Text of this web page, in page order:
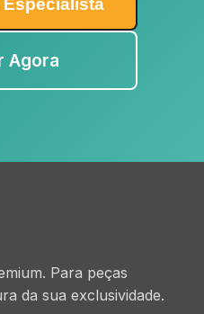
Agora
Para peças
da sua exclusividade.